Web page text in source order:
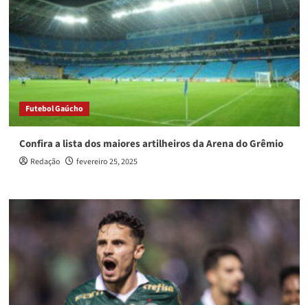
Futebol Gaúcho
Confira a lista dos maiores artilheiros da Arena do Grêmio
Redação fevereiro 25, 2025